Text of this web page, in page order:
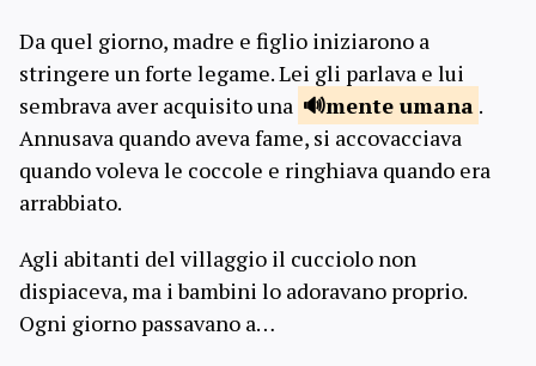
Da quel giorno, madre e figlio iniziarono a
stringere un forte legame. Lei gli parlava e lui
sembrava aver acquisito una
mente umana .
Annusava quando aveva fame, si accovacciava
quando voleva le coccole e ringhiava quando era
arrabbiato.
Agli abitanti del villaggio il cucciolo non
dispiaceva, ma i bambini lo adoravano proprio.
Ogni giorno passavano a…